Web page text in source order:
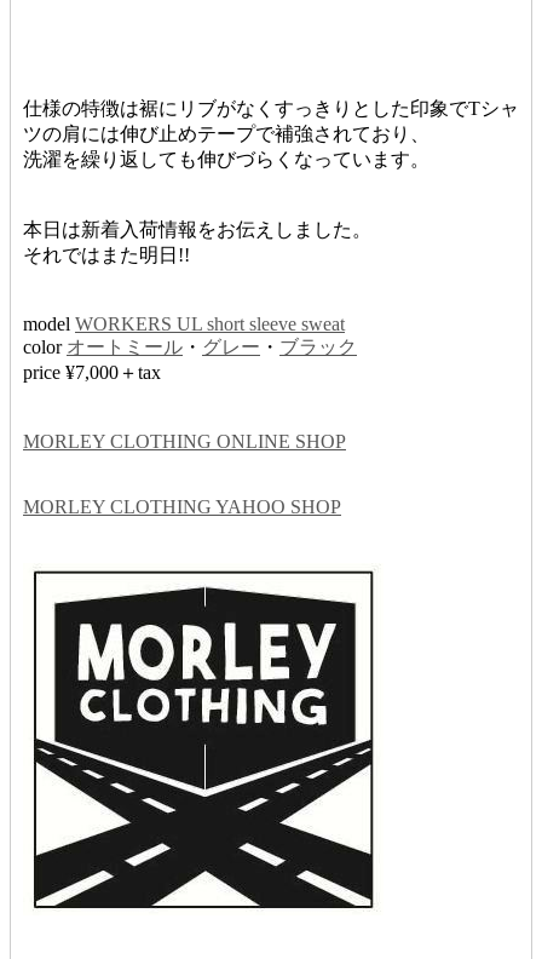
仕様の特徴は裾にリブがなくすっきりとした印象でTシャ
ツの肩には伸び止めテープで補強されており、
洗濯を繰り返しても伸びづらくなっています。
本日は新着入荷情報をお伝えしました。
それではまた明日!!
model WORKERS UL short sleeve sweat
color オートミール ・ グレー ・ ブラック
price ¥7,000＋tax
MORLEY CLOTHING ONLINE SHOP
MORLEY CLOTHING YAHOO SHOP